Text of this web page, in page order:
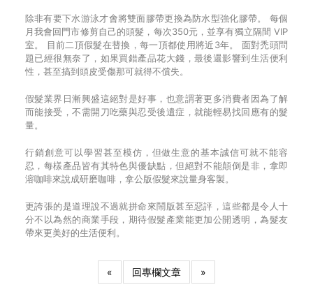
除非有要下水游泳才會將雙面膠帶更換為防水型強化膠帶。 每個
月我會回門市修剪自己的頭髮，每次350元，並享有獨立隔間 VIP
室。 目前二頂假髮在替換，每一頂都使用將近3年。 面對禿頭問
題已經很無奈了，如果買錯產品花大錢，最後還影響到生活便利
性，甚至搞到頭皮受傷那可就得不償失。
假髮業界日漸興盛這絕對是好事，也意謂著更多消費者因為了解
而能接受，不需開刀吃藥與忍受後遺症，就能輕易找回應有的髮
量。
行銷創意可以學習甚至模仿，但做生意的基本誠信可就不能容
忍，每樣產品皆有其特色與優缺點，但絕對不能顛倒是非，拿即
溶咖啡來說成研磨咖啡，拿公版假髮來說量身客製。
更誇張的是道理說不過就拼命來鬧版甚至惡評，這些都是令人十
分不以為然的商業手段，期待假髮產業能更加公開透明，為髮友
帶來更美好的生活便利。
« 回專欄文章 »